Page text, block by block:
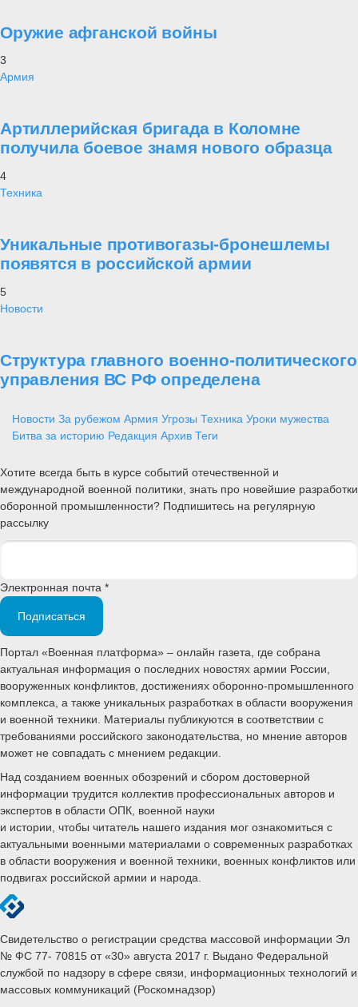
Оружие афганской войны
3
Армия
Артиллерийская бригада в Коломне
получила боевое знамя нового образца
4
Техника
Уникальные противогазы-бронешлемы
появятся в российской армии
5
Новости
Структура главного военно-политического
управления ВС РФ определена
Новости За рубежом Армия Угрозы Техника Уроки мужества
Битва за историю Редакция Архив Теги
Хотите всегда быть в курсе событий отечественной и
международной военной политики, знать про новейшие разработки
оборонной промышленности? Подпишитесь на регулярную
рассылку
Электронная почта *
Подписаться
Портал «Военная платформа» – онлайн газета, где собрана
актуальная информация о последних новостях армии России,
вооруженных конфликтов, достижениях оборонно-промышленного
комплекса, а также уникальных разработках в области вооружения
и военной техники. Материалы публикуются в соответствии с
требованиями российского законодательства, но мнение авторов
может не совпадать с мнением редакции.
Над созданием военных обозрений и сбором достоверной
информации трудится коллектив профессиональных авторов и
экспертов в области ОПК, военной науки
и истории, чтобы читатель нашего издания мог ознакомиться с
актуальными военными материалами о современных разработках
в области вооружения и военной техники, военных конфликтов или
подвигах российской армии и народа.
Свидетельство о регистрации средства массовой информации Эл
№ ФС 77- 70815 от «30» августа 2017 г. Выдано Федеральной
службой по надзору в сфере связи, информационных технологий и
массовых коммуникаций (Роскомнадзор)